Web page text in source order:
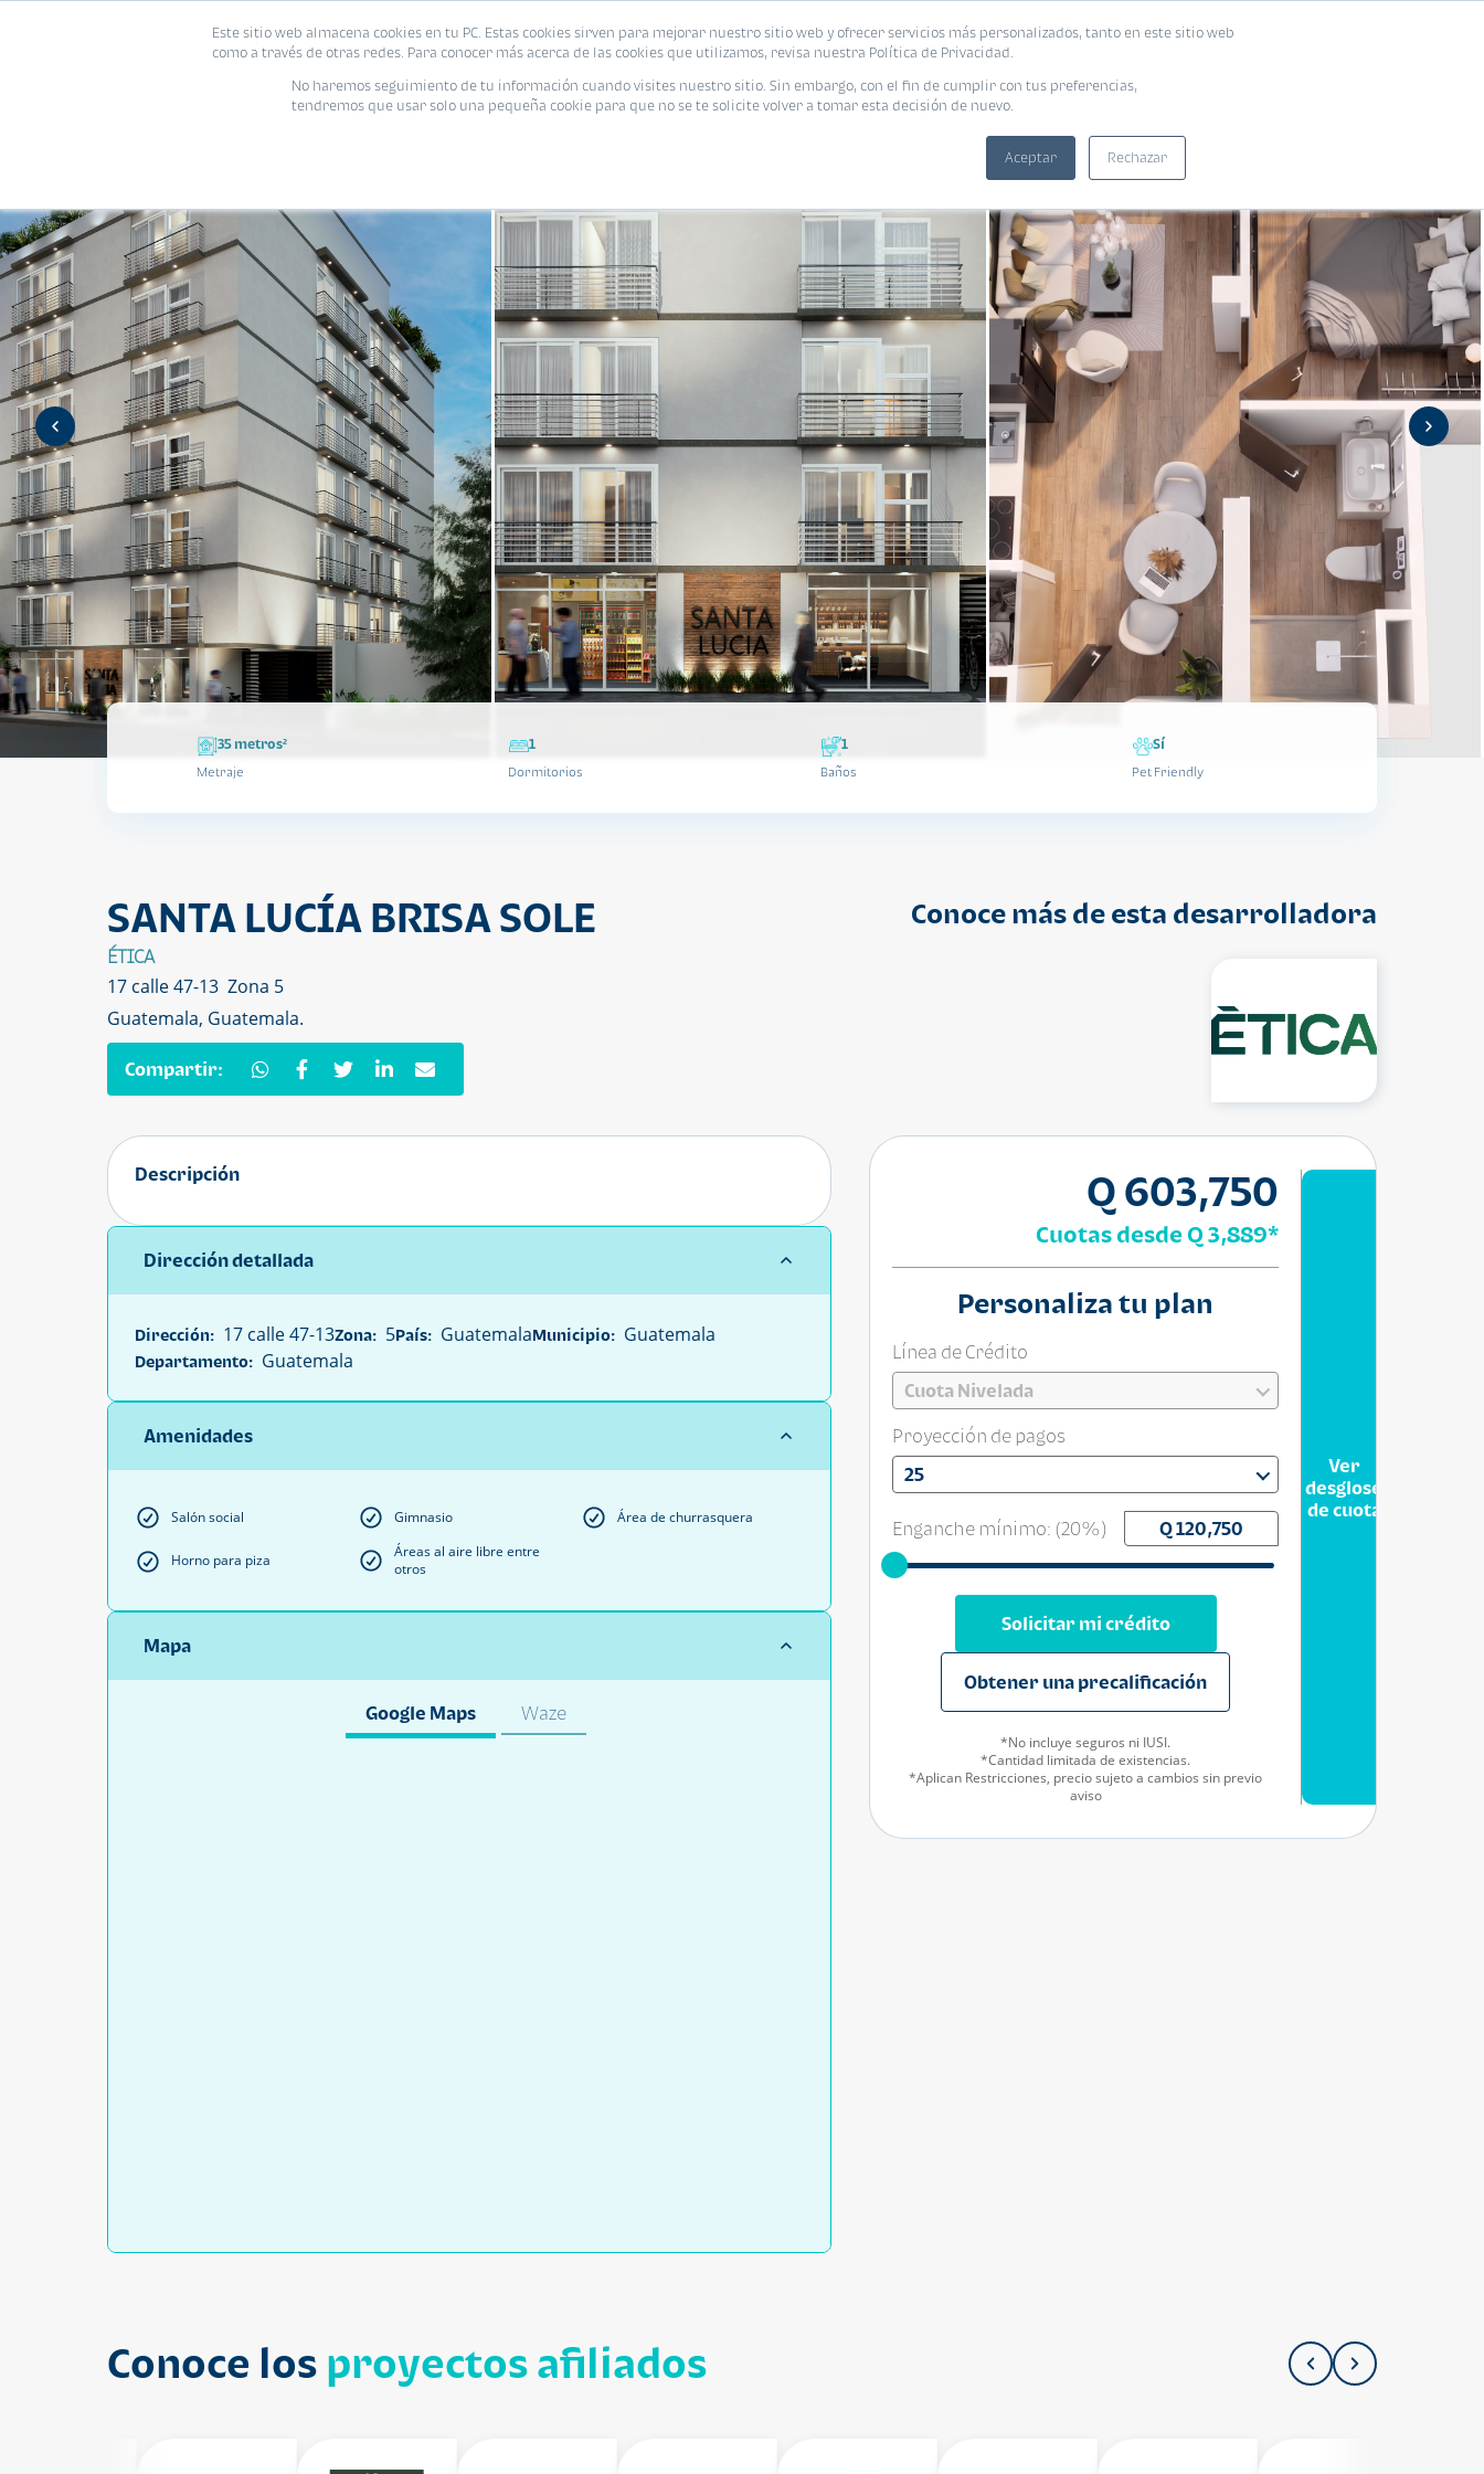
Este sitio web almacena cookies en tu PC. Estas cookies sirven para mejorar nuestro sitio web y ofrecer servicios más personalizados, tanto en este sitio web
como a través de otras redes. Para conocer más acerca de las cookies que utilizamos, revisa nuestra Política de Privacidad.
No haremos seguimiento de tu información cuando visites nuestro sitio. Sin embargo, con el fin de cumplir con tus preferencias,
tendremos que usar solo una pequeña cookie para que no se te solicite volver a tomar esta decisión de nuevo.
Aceptar Rechazar
35 metros²
Metraje
1
Dormitorios
1
Baños
Sí
Pet Friendly
SANTA LUCÍA BRISA SOLE
ÉTICA
17 calle 47-13 Zona 5
Guatemala, Guatemala.
Compartir:
Conoce más de esta desarrolladora
Descripción
Dirección detallada
Dirección: 17 calle 47-13Zona: 5País: GuatemalaMunicipio: Guatemala
Departamento: Guatemala
Amenidades
Salón social Gimnasio Área de churrasquera
Horno para piza
Áreas al aire libre entre
otros
Mapa
Google Maps Waze
Q 603,750
Cuotas desdeQ 3,889*
Personaliza tu plan
Línea de Crédito
Cuota Nivelada
Proyección de pagos
25
Enganche mínimo: (20%)
Solicitar mi crédito
Obtener una precalificación
*No incluye seguros ni IUSI.
*Cantidad limitada de existencias.
*Aplican Restricciones, precio sujeto a cambios sin previo
aviso
Ver
desglose
de cuota
Conoce los proyectos afiliados
Viviendas Eventos Promociones Blog Encuentra tu vivienda ideal